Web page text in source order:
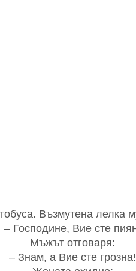
Възмутена лелка
– Господине, Вие сте
Мъжът отговаря:
– Знам, а Вие сте грозна!